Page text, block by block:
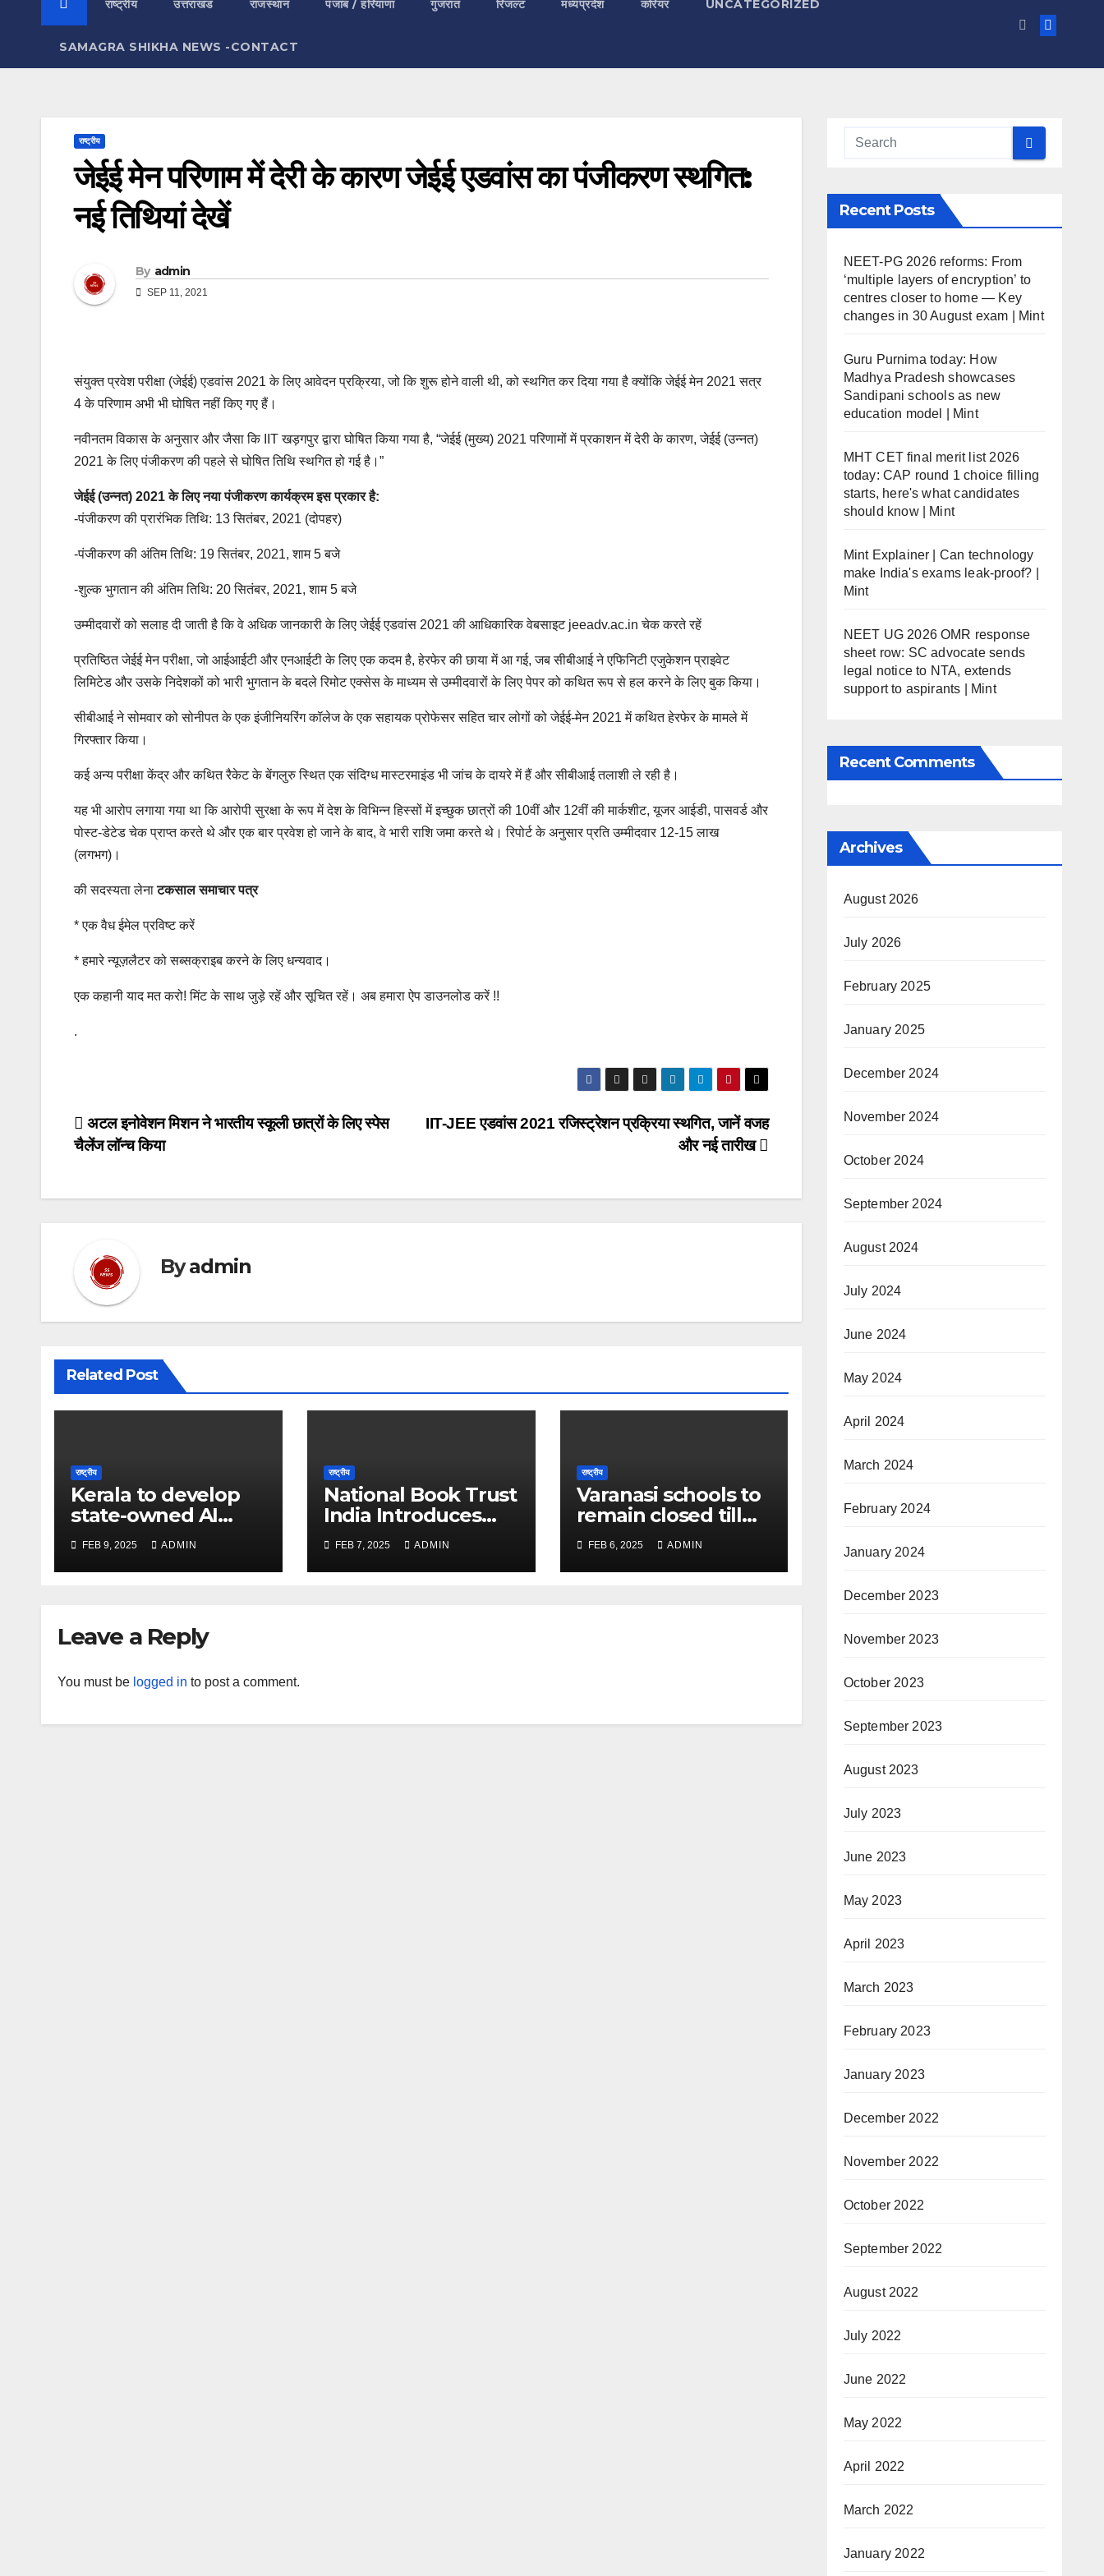
राष्ट्रीय उत्तराखंड राजस्थान पंजाब / हरियाणा गुजरात रिजल्ट मध्यप्रदेश करियर UNCATEGORIZED
SAMAGRA SHIKHA NEWS -CONTACT
राष्ट्रीय
जेईई मेन परिणाम में देरी के कारण जेईई एडवांस का पंजीकरण स्थगित:
नई तिथियां देखें
By admin
SEP 11, 2021
संयुक्त प्रवेश परीक्षा (जेईई) एडवांस 2021 के लिए आवेदन प्रक्रिया, जो कि शुरू होने वाली थी, को स्थगित कर दिया गया है क्योंकि जेईई मेन 2021 सत्र
4 के परिणाम अभी भी घोषित नहीं किए गए हैं।
नवीनतम विकास के अनुसार और जैसा कि IIT खड़गपुर द्वारा घोषित किया गया है, “जेईई (मुख्य) 2021 परिणामों में प्रकाशन में देरी के कारण, जेईई (उन्नत)
2021 के लिए पंजीकरण की पहले से घोषित तिथि स्थगित हो गई है।”
जेईई (उन्नत) 2021 के लिए नया पंजीकरण कार्यक्रम इस प्रकार है:
-पंजीकरण की प्रारंभिक तिथि: 13 सितंबर, 2021 (दोपहर)
-पंजीकरण की अंतिम तिथि: 19 सितंबर, 2021, शाम 5 बजे
-शुल्क भुगतान की अंतिम तिथि: 20 सितंबर, 2021, शाम 5 बजे
उम्मीदवारों को सलाह दी जाती है कि वे अधिक जानकारी के लिए जेईई एडवांस 2021 की आधिकारिक वेबसाइट jeeadv.ac.in चेक करते रहें
प्रतिष्ठित जेईई मेन परीक्षा, जो आईआईटी और एनआईटी के लिए एक कदम है, हेरफेर की छाया में आ गई, जब सीबीआई ने एफिनिटी एजुकेशन प्राइवेट
लिमिटेड और उसके निदेशकों को भारी भुगतान के बदले रिमोट एक्सेस के माध्यम से उम्मीदवारों के लिए पेपर को कथित रूप से हल करने के लिए बुक किया।
सीबीआई ने सोमवार को सोनीपत के एक इंजीनियरिंग कॉलेज के एक सहायक प्रोफेसर सहित चार लोगों को जेईई-मेन 2021 में कथित हेरफेर के मामले में
गिरफ्तार किया।
कई अन्य परीक्षा केंद्र और कथित रैकेट के बेंगलुरु स्थित एक संदिग्ध मास्टरमाइंड भी जांच के दायरे में हैं और सीबीआई तलाशी ले रही है।
यह भी आरोप लगाया गया था कि आरोपी सुरक्षा के रूप में देश के विभिन्न हिस्सों में इच्छुक छात्रों की 10वीं और 12वीं की मार्कशीट, यूजर आईडी, पासवर्ड और
पोस्ट-डेटेड चेक प्राप्त करते थे और एक बार प्रवेश हो जाने के बाद, वे भारी राशि जमा करते थे। रिपोर्ट के अनुसार प्रति उम्मीदवार 12-15 लाख
(लगभग)।
की सदस्यता लेनाटकसाल समाचार पत्र
*एक वैध ईमेल प्रविष्ट करें
*हमारे न्यूज़लैटर को सब्सक्राइब करने के लिए धन्यवाद।
एक कहानी याद मत करो! मिंट के साथ जुड़े रहें और सूचित रहें। अब हमारा ऐप डाउनलोड करें !!
.
Post
IIT-JEE एडवांस 2021 रजिस्ट्रेशन प्रक्रिया स्थगित, जानें वजह
और नई तारीख
अटल इनोवेशन मिशन ने भारतीय स्कूली छात्रों के लिए स्पेस
चैलेंज लॉन्च किया
Byadmin
Related Post
राष्ट्रीय
Kerala to develop
state-owned AI
engine for schools
in 2025 – The Times
of India
FEB 9, 2025 ADMIN
राष्ट्रीय
National Book Trust
India Introduces
‘Vidya’—The New
Face of Learning
and Discovery – The
FEB 7, 2025 ADMIN
राष्ट्रीय
Varanasi schools to
remain closed till
Feb 8: Check details
here – The Times of
India
FEB 6, 2025 ADMIN
Leave a Reply
You must be logged in to post a comment.
Recent Posts
NEET-PG 2026 reforms: From
‘multiple layers of encryption’ to
centres closer to home — Key
changes in 30 August exam | Mint
Guru Purnima today: How
Madhya Pradesh showcases
Sandipani schools as new
education model | Mint
MHT CET final merit list 2026
today: CAP round 1 choice filling
starts, here's what candidates
should know | Mint
Mint Explainer | Can technology
make India's exams leak-proof? |
Mint
NEET UG 2026 OMR response
sheet row: SC advocate sends
legal notice to NTA, extends
support to aspirants | Mint
Recent Comments
Archives
August 2026
July 2026
February 2025
January 2025
December 2024
November 2024
October 2024
September 2024
August 2024
July 2024
June 2024
May 2024
April 2024
March 2024
February 2024
January 2024
December 2023
November 2023
October 2023
September 2023
August 2023
July 2023
June 2023
May 2023
April 2023
March 2023
February 2023
January 2023
December 2022
November 2022
October 2022
September 2022
August 2022
July 2022
June 2022
May 2022
April 2022
March 2022
January 2022